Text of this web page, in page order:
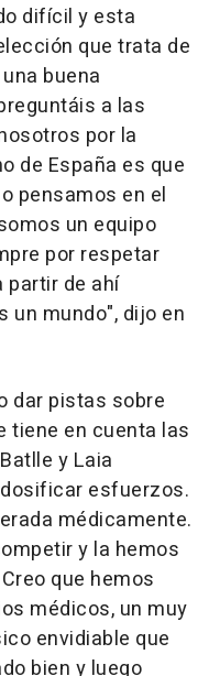
difícil y esta
que trata de
buena
a las
por la
de España es que
pensamos en el
un equipo
por respetar
partir de ahí
un mundo", dijo en
dar pistas sobre
tiene en cuenta las
y Laia
esfuerzos.
médicamente.
y la hemos
que hemos
médicos, un muy
envidiable que
bien y luego